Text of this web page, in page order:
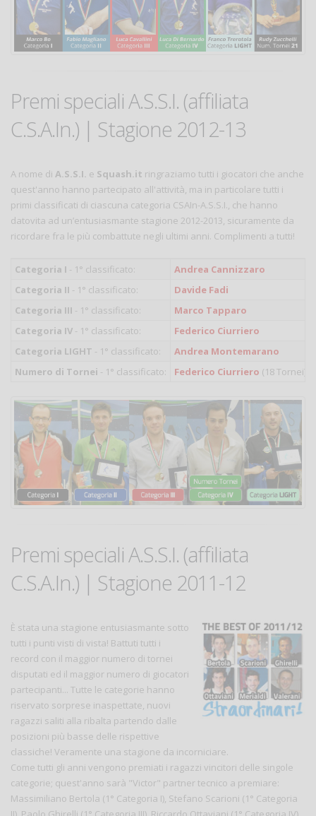
Premi speciali A.S.S.I. (affiliata
C.S.A.In.) | Stagione 2012-13
A nome di A.S.S.I. e Squash.it ringraziamo tutti i giocatori che anche
quest'anno hanno partecipato all'attività, ma in particolare tutti i
primi classificati di ciascuna categoria CSAIn-A.S.S.I., che hanno
datovita ad un’entusiasmante stagione 2012-2013, sicuramente da
ricordare fra le più combattute negli ultimi anni. Complimenti a tutti!
Categoria I - 1° classificato:
Andrea Cannizzaro
Categoria II - 1° classificato:
Davide Fadi
Categoria III - 1° classificato:
Marco Tapparo
Categoria IV - 1° classificato:
Federico Ciurriero
Categoria LIGHT - 1° classificato:
Andrea Montemarano
Numero di Tornei - 1° classificato: Federico Ciurriero (18 Tornei)
Premi speciali A.S.S.I. (affiliata
C.S.A.In.) | Stagione 2011-12
È stata una stagione entusiasmante sotto
tutti i punti visti di vista! Battuti tutti i
record con il maggior numero di tornei
disputati ed il maggior numero di giocatori
partecipanti... Tutte le categorie hanno
riservato sorprese inaspettate, nuovi
ragazzi saliti alla ribalta partendo dalle
posizioni più basse delle rispettive
classiche! Veramente una stagione da incorniciare.
Come tutti gli anni vengono premiati i ragazzi vincitori delle singole
categorie; quest'anno sarà "Victor" partner tecnico a premiare:
Massimiliano Bertola (1° Categoria I), Stefano Scarioni (1° Categoria